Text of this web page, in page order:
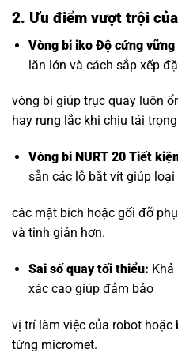
2. Ưu điểm vượt trội
Vòng bi ikoĐộ cứng vững
lăn lớn và cách sắp xếp
vòng bi giúp trục quay luôn
hay rung lắc khi chịu tải
Vòng bi NURT 20 Tiết
sẵn các lỗ bắt vít giúp
các mặt bích hoặc gối đỡ
và tinh giản hơn.
Sai số quay tối thiểu: Khả
xác cao giúp đảm bảo
vị trí làm việc của robot hoặc
từng micromet.